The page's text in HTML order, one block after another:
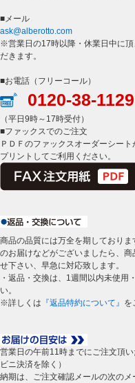
■メール
ask@alberotto.com
※営業日の17時以降・休業日中に
だきます。
■お電話（フリーコール）
0120-38-1129
（平日9時～17時受付）
■ファックスでのご注文
ＰＤＦのファックスオーダーシート
プリントしてご利用ください。
商品の品質には万全を期しており
のお届けなどがございましたら、
せ下さい、早急に対応致します。
・返品・交換は、1週間以内未使用
い。
※詳しくは 『返品特約について』 を
営業日の午前11時までにご注文頂
ビニ決済を除く）
納期は、ご注文確認メールの次のメ